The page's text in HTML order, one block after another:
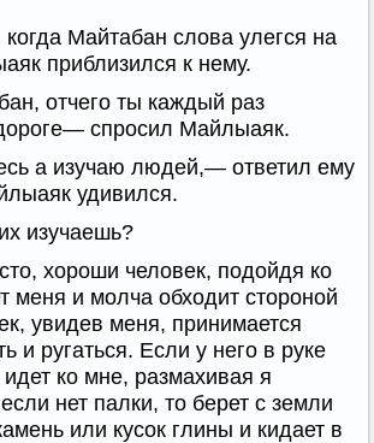
Майтабан слова улегся на
приблизился к нему.
отчего ты каждый раз
спросил Майлыаяк.
а изучаю людей,— ответил ему
удивился.
изучаешь?
хороши человек, подойдя ко
меня и молча обходит стороной
увидев меня, принимается
и ругаться. Если у него в руке
ко мне, размахивая я
нет палки, то берет с земли
или кусок глины и кидает в